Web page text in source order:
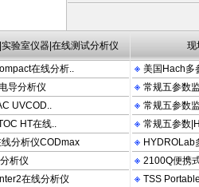
验室仪器|在线测试分析仪 现
在线分析..
导分析仪
UVCOD..
HT在线..
分析仪CODmax
析仪
在线分析仪
美国Hach多
常规五参数
常规五参数
常规五参数
HYDROLab
2100Q便携
TSS